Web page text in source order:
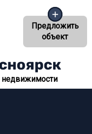
недвижимости
Предложить
объект